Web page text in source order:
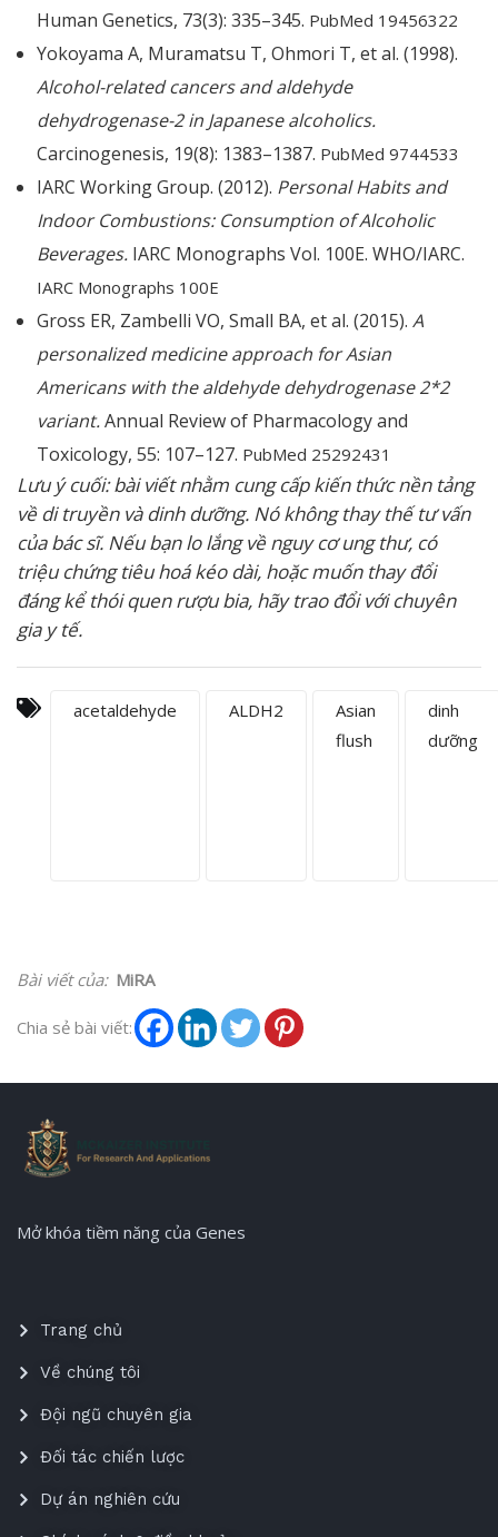
Human Genetics, 73(3): 335–345. PubMed 19456322
Yokoyama A, Muramatsu T, Ohmori T, et al. (1998).
Alcohol-related cancers and aldehyde
dehydrogenase-2 in Japanese alcoholics.
Carcinogenesis, 19(8): 1383–1387. PubMed 9744533
IARC Working Group. (2012). Personal Habits and
Indoor Combustions: Consumption of Alcoholic
Beverages. IARC Monographs Vol. 100E. WHO/IARC.
IARC Monographs 100E
Gross ER, Zambelli VO, Small BA, et al. (2015). A
personalized medicine approach for Asian
Americans with the aldehyde dehydrogenase 2*2
variant.Annual Review of Pharmacology and
Toxicology, 55: 107–127. PubMed 25292431
Lưu ý cuối: bài viết nhằm cung cấp kiến thức nền tảng
về di truyền và dinh dưỡng. Nó không thay thế tư vấn
của bác sĩ. Nếu bạn lo lắng về nguy cơ ung thư, có
triệu chứng tiêu hoá kéo dài, hoặc muốn thay đổi
đáng kể thói quen rượu bia, hãy trao đổi với chuyên
gia y tế.
acetaldehyde ALDH2
Asian
flush
dinh
dưỡng
Bài viết của: MiRA
Chia sẻ bài viết:
Mở khóa tiềm năng của Genes
Trang chủ
Về chúng tôi
Đội ngũ chuyên gia
Đối tác chiến lược
Dự án nghiên cứu